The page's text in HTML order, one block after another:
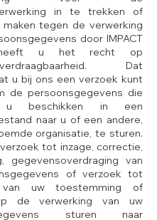
in te trekken of
tegen de verwerking
door IMPACT
u het recht op
Dat
u bij ons een verzoek kunt
de persoonsgegevens die
beschikken in een
naar u of een andere,
organisatie, te sturen.
tot inzage, correctie,
gegevensoverdraging van
of verzoek tot
van uw toestemming of
de verwerking van uw
sturen naar